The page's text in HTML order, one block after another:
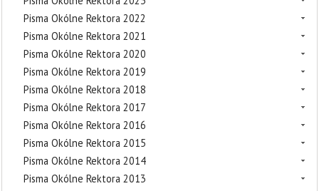
Pisma Okólne Rektora 2022
Pisma Okólne Rektora 2021
Pisma Okólne Rektora 2020
Pisma Okólne Rektora 2019
Pisma Okólne Rektora 2018
Pisma Okólne Rektora 2017
Pisma Okólne Rektora 2016
Pisma Okólne Rektora 2015
Pisma Okólne Rektora 2014
Pisma Okólne Rektora 2013